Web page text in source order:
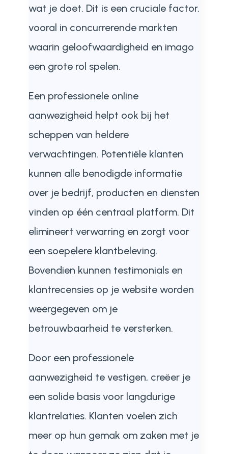
wat je doet. Dit is een cruciale factor,
vooral in concurrerende markten
waarin geloofwaardigheid en imago
een grote rol spelen.
Een professionele online
aanwezigheid helpt ook bij het
scheppen van heldere
verwachtingen. Potentiële klanten
kunnen alle benodigde informatie
over je bedrijf, producten en diensten
vinden op één centraal platform. Dit
elimineert verwarring en zorgt voor
een soepelere klantbeleving.
Bovendien kunnen testimonials en
klantrecensies op je website worden
weergegeven om je
betrouwbaarheid te versterken.
Door een professionele
aanwezigheid te vestigen, creëer je
een solide basis voor langdurige
klantrelaties. Klanten voelen zich
meer op hun gemak om zaken met je